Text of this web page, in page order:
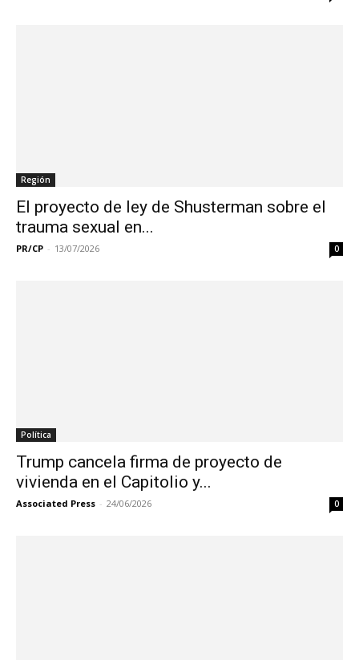
Región
El proyecto de ley de Shusterman sobre el
trauma sexual en...
PR/CP - 13/07/2026 0
Política
Trump cancela firma de proyecto de
vivienda en el Capitolio y...
Associated Press - 24/06/2026 0